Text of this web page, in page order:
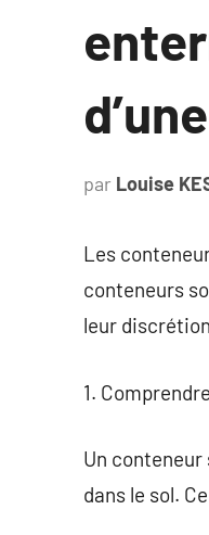
par Louise
Les
conteneurs
leur
1.
Un
dans le sol.